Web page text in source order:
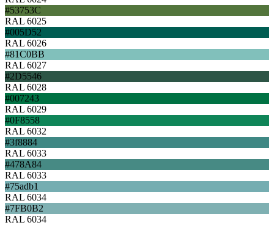
#53753C
RAL 6025
#005D52
RAL 6026
#81C0BB
RAL 6027
#2D5546
RAL 6028
#007243
RAL 6029
#0F8558
RAL 6032
#3f8884
RAL 6033
#478A84
RAL 6033
#75adb1
RAL 6034
#7FB0B2
RAL 6034